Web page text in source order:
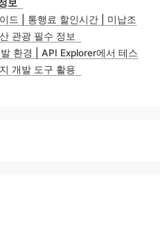
보
드 | 통행료 할인시간 | 미납조
관광 필수 정보
환경 | API Explorer에서 테스
개발 도구 활용